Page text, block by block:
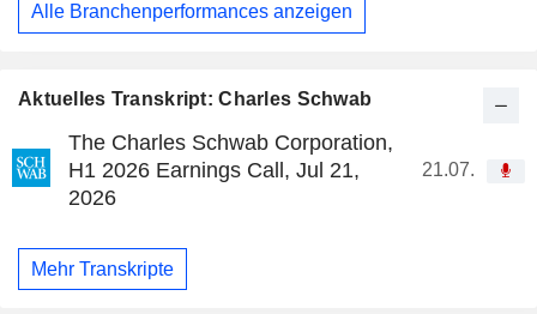
Aktuelles Transkript: Charles Schwab
The Charles Schwab Corporation,
H1 2026 Earnings Call, Jul 21,
2026
21.07.
Mehr Transkripte
Alle Branchenperformances anzeigen